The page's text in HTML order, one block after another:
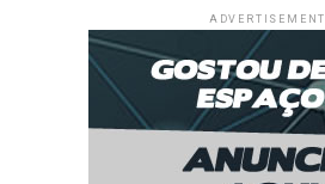
ADVERTISEMENT